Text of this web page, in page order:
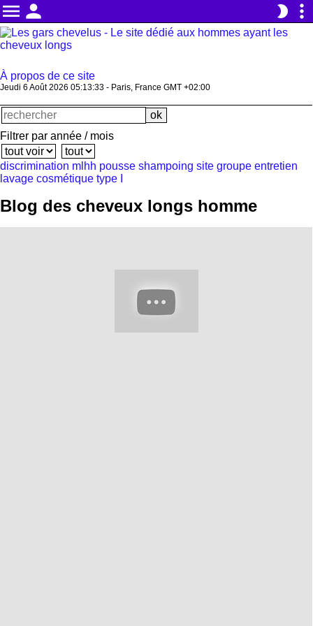
menu person brightness_2 more_vert
À propos de ce site
Jeudi 6 Août 2026 05:13:33 - Paris, France GMT +02:00
Filtrer par année / mois
discrimination mlhh pousse shampoing site groupe entretien
lavage cosmétique type I
Blog des cheveux longs homme